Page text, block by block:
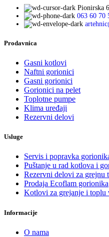
Pionirska
063 60 70
Prodavnica
Gasni kotlovi
Naftni gorionici
Gasni gorionici
Gorionici na pelet
Toplotne pumpe
Klima uređaji
Rezervni delovi
Usluge
Servis i popravka
Puštanje u rad kotlova i
Rezervni delovi za grejnu
Prodaja Ecoflam gorionika
Kotlovi za grejanje i toplu
Informacije
O nama